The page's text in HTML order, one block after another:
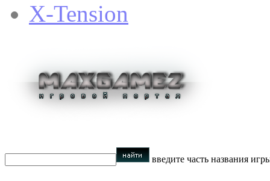
X-Tension
введите часть названия